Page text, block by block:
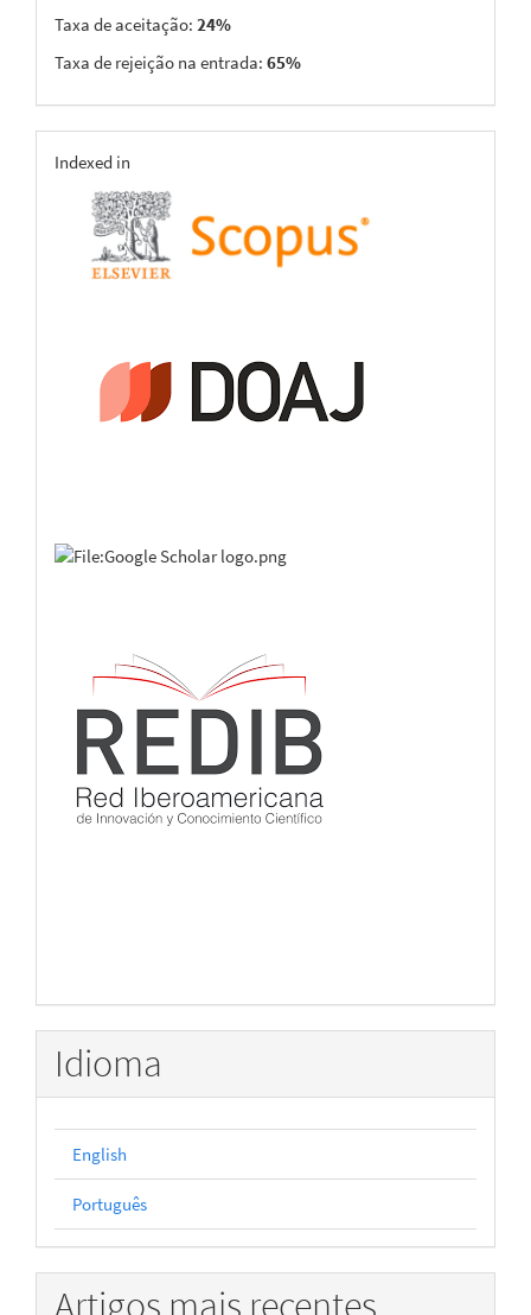
Taxa de aceitação: 24%
Taxa de rejeição na entrada: 65%
indexing
Indexed in
Idioma
English
Português
Artigos mais recentes